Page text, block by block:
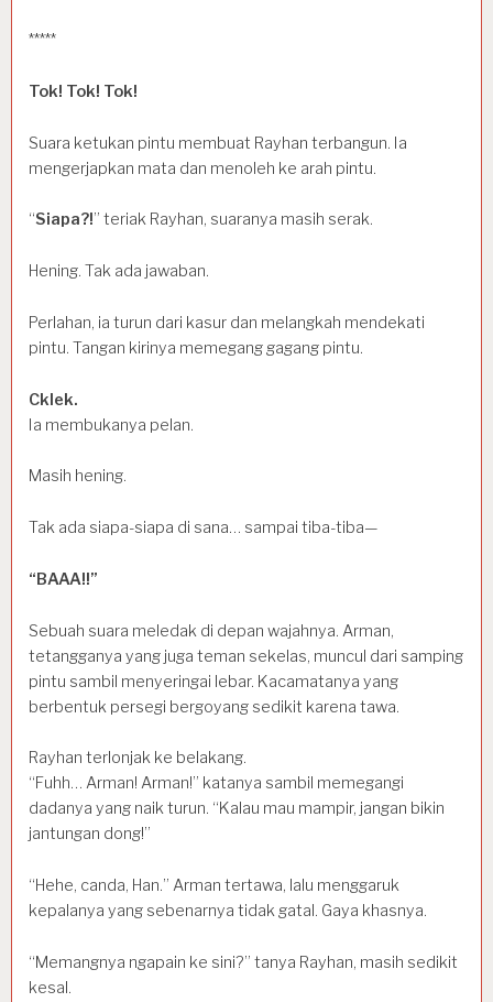
*****
Tok! Tok! Tok!
Suara ketukan pintu membuat Rayhan terbangun. Ia
mengerjapkan mata dan menoleh ke arah pintu.
“Siapa?!” teriak Rayhan, suaranya masih serak.
Hening. Tak ada jawaban.
Perlahan, ia turun dari kasur dan melangkah mendekati
pintu. Tangan kirinya memegang gagang pintu.
Cklek.
Ia membukanya pelan.
Masih hening.
Tak ada siapa-siapa di sana… sampai tiba-tiba—
“BAAA!!”
Sebuah suara meledak di depan wajahnya. Arman,
tetangganya yang juga teman sekelas, muncul dari samping
pintu sambil menyeringai lebar. Kacamatanya yang
berbentuk persegi bergoyang sedikit karena tawa.
Rayhan terlonjak ke belakang.
“Fuhh… Arman! Arman!” katanya sambil memegangi
dadanya yang naik turun. “Kalau mau mampir, jangan bikin
jantungan dong!”
“Hehe, canda, Han.” Arman tertawa, lalu menggaruk
kepalanya yang sebenarnya tidak gatal. Gaya khasnya.
“Memangnya ngapain ke sini?” tanya Rayhan, masih sedikit
kesal.